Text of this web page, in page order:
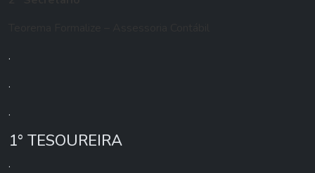
.
.
.
1° TESOUREIRA
.